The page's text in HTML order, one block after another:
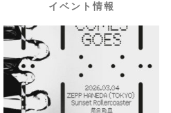
イベント情報